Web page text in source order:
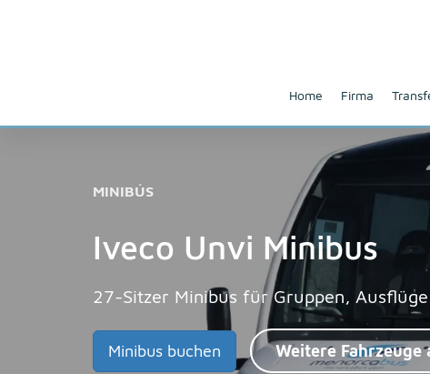
Home Firma
MINIBÚS
Iveco Unvi Minibus
27-Sitzer Minibus für Gruppen,
Minibus buchen Weitere Fahrzeuge